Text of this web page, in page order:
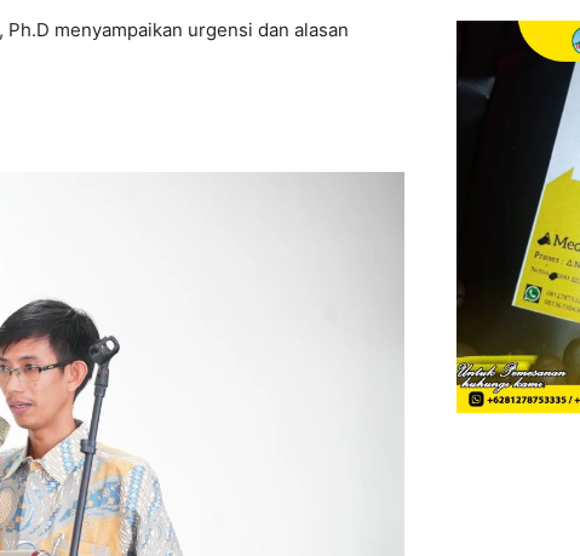
menyampaikan urgensi dan alasan